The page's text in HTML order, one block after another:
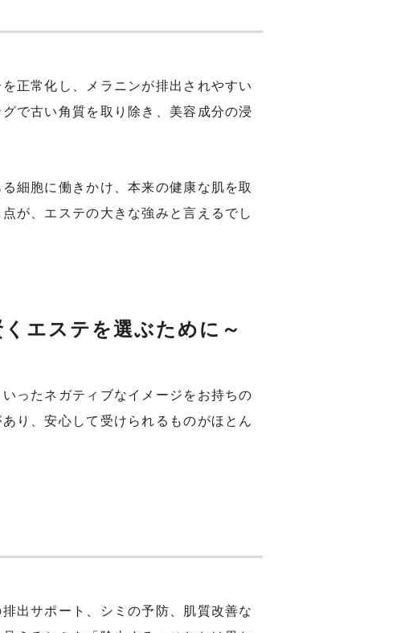
正常化し、メラニンが排出されやすい
で古い角質を取り除き、美容成分の浸
細胞に働きかけ、本来の健康な肌を取
が、エステの大きな強みと言えるでし
エステを選ぶために～
ったネガティブなイメージをお持ちの
り、安心して受けられるものがほとん
出サポート、シミの予防、肌質改善な